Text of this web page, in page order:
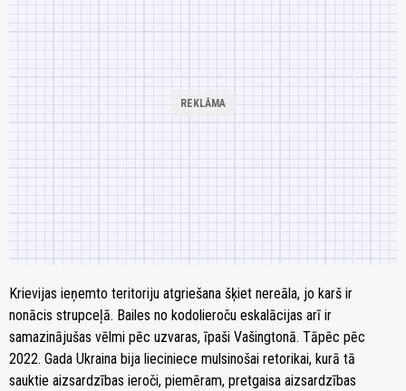
Krievijas ieņemto teritoriju atgriešana šķiet nereāla, jo karš ir
nonācis strupceļā. Bailes no kodolieroču eskalācijas arī ir
samazinājušas vēlmi pēc uzvaras, īpaši Vašingtonā. Tāpēc pēc
2022. Gada Ukraina bija lieciniece mulsinošai retorikai, kurā tā
sauktie aizsardzības ieroči, piemēram, pretgaisa aizsardzības